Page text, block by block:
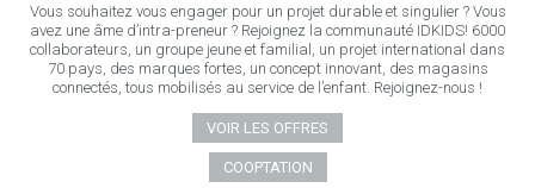
Vous souhaitez vous engager pour un projet durable et singulier ? Vous
avez une âme d’intra-preneur ? Rejoignez la communauté IDKIDS! 6000
collaborateurs, un groupe jeune et familial, un projet international dans
70 pays, des marques fortes, un concept innovant, des magasins
connectés, tous mobilisés au service de l’enfant. Rejoignez-nous !
VOIR LES OFFRES
COOPTATION